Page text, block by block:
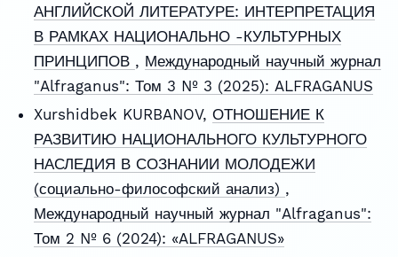
АНГЛИЙСКОЙ ЛИТЕРАТУРЕ: ИНТЕРПРЕТАЦИЯ
В РАМКАХ НАЦИОНАЛЬНО -КУЛЬТУРНЫХ
ПРИНЦИПОВ , Международный научный журнал
"Alfraganus": Том 3 № 3 (2025): ALFRAGANUS
Xurshidbek KURBANOV, ОТНОШЕНИЕ К
РАЗВИТИЮ НАЦИОНАЛЬНОГО КУЛЬТУРНОГО
НАСЛЕДИЯ В СОЗНАНИИ МОЛОДЕЖИ
(социально-философский анализ) ,
Международный научный журнал "Alfraganus":
Том 2 № 6 (2024): «ALFRAGANUS»